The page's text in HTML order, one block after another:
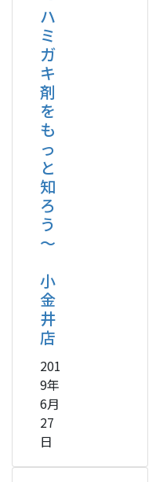
ハ
ミ
ガ
キ
剤
を
も
っ
と
知
ろ
う
～
小
金
井
店
201
9年
6月
27
日